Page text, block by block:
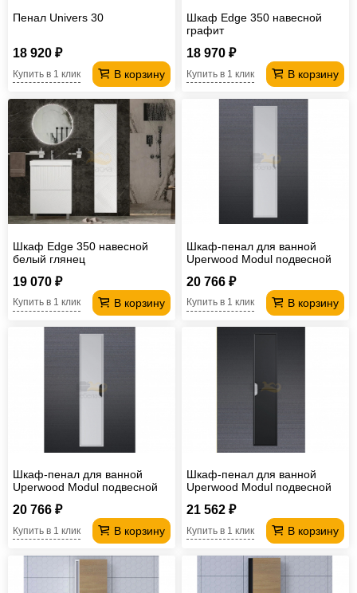
Пенал Univers 30
18 920 ₽
В корзину
Купить в 1 клик
Шкаф Edge 350 навесной
графит
18 970 ₽
В корзину
Купить в 1 клик
Шкаф Edge 350 навесной
белый глянец
19 070 ₽
В корзину
Купить в 1 клик
Шкаф-пенал для ванной
Uperwood Modul подвесной
20 766 ₽
В корзину
Купить в 1 клик
Шкаф-пенал для ванной
Uperwood Modul подвесной
20 766 ₽
В корзину
Купить в 1 клик
Шкаф-пенал для ванной
Uperwood Modul подвесной
21 562 ₽
В корзину
Купить в 1 клик